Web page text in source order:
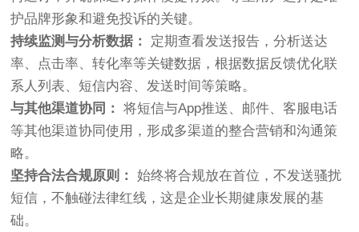
护品牌形象和避免投诉的关键。
持续监测与分析数据：
定期查看发送报告，分析送达
率、点击率、转化率等关键数据，根据数据反馈优化联
系人列表、短信内容、发送时间等策略。
与其他渠道协同：
将短信与App推送、邮件、客服电话
等其他渠道协同使用，形成多渠道的整合营销和沟通策
略。
坚持合法合规原则：
始终将合规放在首位，不发送骚扰
短信，不触碰法律红线，这是企业长期健康发展的基
础。